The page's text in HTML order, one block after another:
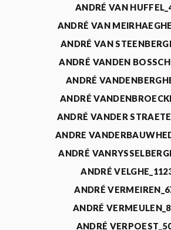
ANDRÉ VAN
ANDRÉ VAN
ANDRÉ VAN
ANDRÉ VANDEN
ANDRÉ
ANDRÉ
ANDRÉ VANDER
ANDRE
ANDRÉ
ANDRÉ
ANDRÉ
ANDRÉ
ANDRÉ